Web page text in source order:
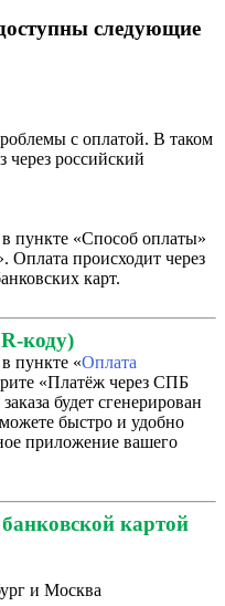
следующие
с оплатой. В таком
через российский
пункте «Способ оплаты»
Оплата происходит через
карт.
коду)
пункте «Оплата
«Платёж через СПБ
будет сгенерирован
быстро и удобно
приложение вашего
картой
и Москва